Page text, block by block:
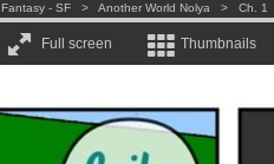
Fantasy - SF > Another World Nolya > Ch. 1
Full screen Thumbnails